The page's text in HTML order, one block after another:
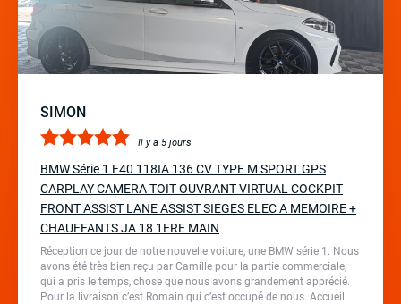
SIMON
Il y a 5 jours
BMW Série 1 F40 118IA 136 CV TYPE M SPORT GPS
CARPLAY CAMERA TOIT OUVRANT VIRTUAL COCKPIT
FRONT ASSIST LANE ASSIST SIEGES ELEC A MEMOIRE +
CHAUFFANTS JA 18 1ERE MAIN
Réception ce jour de notre nouvelle voiture, une BMW série 1. Nous
avons été très bien reçu par Camille pour la partie commerciale,
qui a pris le temps, chose que nous avons grandement apprécié.
Pour la livraison c’est Romain qui c’est occupé de nous. Accueil